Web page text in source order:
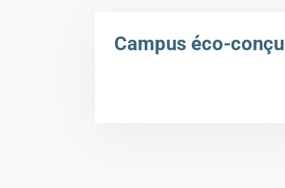
Campus éco-conçu